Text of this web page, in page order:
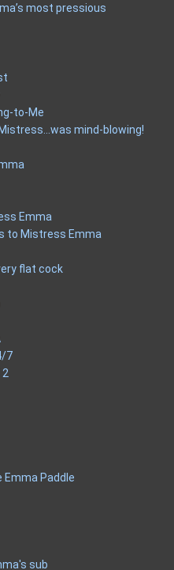
most pressious
to-Me
mind-blowing!
Emma
to Mistress Emma
flat cock
7
2
Paddle
sub